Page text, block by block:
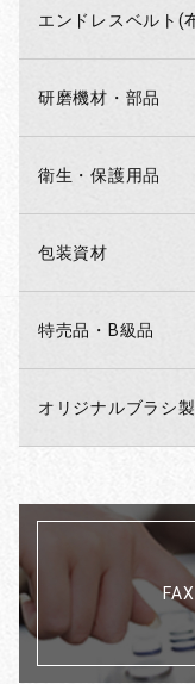
エンドレスベルト(
研磨機材・部品
衛生・保護用品
包装資材
特売品・B級品
オリジナルブラシ